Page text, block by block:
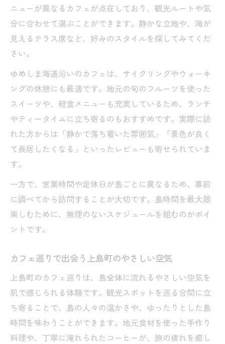
ニューが異なるカフェが点在しており、観光ルートや気
分に合わせて選ぶことができます。静かな立地や、海が
見えるテラス席など、好みのスタイルを探してみてくだ
さい。
ゆめしま海道沿いのカフェは、サイクリングやウォーキ
ングの休憩にも最適です。地元の旬のフルーツを使った
スイーツや、軽食メニューも充実しているため、ランチ
やティータイムに立ち寄るのもおすすめです。実際に訪
れた方からは「静かで落ち着いた雰囲気」「景色が良く
て長居したくなる」といったレビューも寄せられていま
す。
一方で、営業時間や定休日が島ごとに異なるため、事前
に調べてから訪問することが大切です。島時間を最大限
楽しむために、無理のないスケジュールを組むのがポイ
ントです。
カフェ巡りで出会う上島町のやさしい空気
上島町のカフェ巡りは、島全体に流れるやさしい空気を
肌で感じられる体験です。観光スポットを巡る合間に立
ち寄ることで、島の人々の温かさや、ゆったりとした島
時間を味わうことができます。地元食材を使った手作り
料理や、丁寧に淹れられたコーヒーが、旅の疲れを癒し